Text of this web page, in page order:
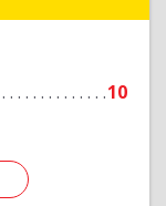
10
Подробнее